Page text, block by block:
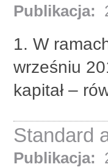
Publikacja:
1. W
wrześniu
kapitał –
Standard
Publikacja: